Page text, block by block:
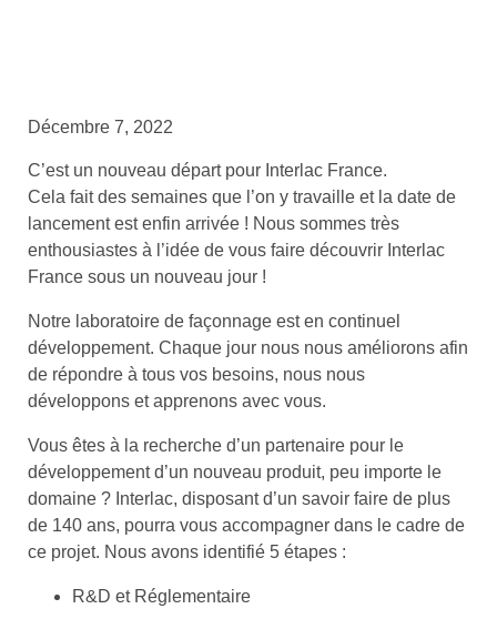
Décembre 7, 2022
C’est un nouveau départ pour Interlac France.
Cela fait des semaines que l’on y travaille et la date de
lancement est enfin arrivée ! Nous sommes très
enthousiastes à l’idée de vous faire découvrir Interlac
France sous un nouveau jour !
Notre laboratoire de façonnage est en continuel
développement. Chaque jour nous nous améliorons afin
de répondre à tous vos besoins, nous nous
développons et apprenons avec vous.
Vous êtes à la recherche d’un partenaire pour le
développement d’un nouveau produit, peu importe le
domaine ? Interlac, disposant d’un savoir faire de plus
de 140 ans, pourra vous accompagner dans le cadre de
ce projet. Nous avons identifié 5 étapes :
R&D et Réglementaire